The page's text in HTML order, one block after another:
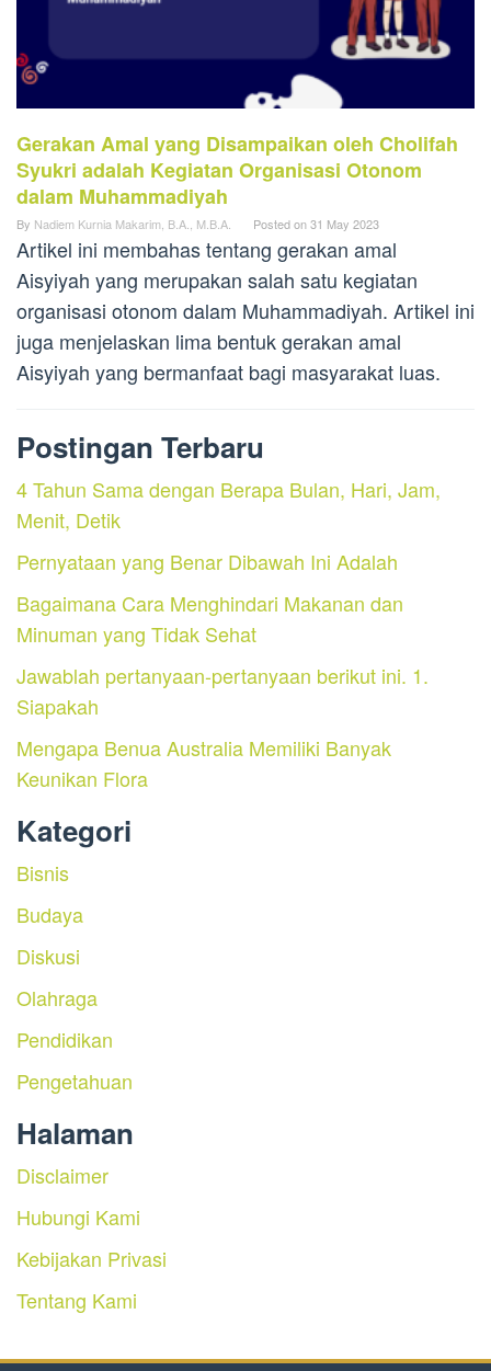
Gerakan Amal yang Disampaikan oleh Cholifah
Syukri adalah Kegiatan Organisasi Otonom
dalam Muhammadiyah
By Nadiem Kurnia Makarim, B.A., M.B.A. Posted on31 May 2023
Artikel ini membahas tentang gerakan amal
Aisyiyah yang merupakan salah satu kegiatan
organisasi otonom dalam Muhammadiyah. Artikel ini
juga menjelaskan lima bentuk gerakan amal
Aisyiyah yang bermanfaat bagi masyarakat luas.
Postingan Terbaru
4 Tahun Sama dengan Berapa Bulan, Hari, Jam,
Menit, Detik
Pernyataan yang Benar Dibawah Ini Adalah
Bagaimana Cara Menghindari Makanan dan
Minuman yang Tidak Sehat
Jawablah pertanyaan-pertanyaan berikut ini. 1.
Siapakah
Mengapa Benua Australia Memiliki Banyak
Keunikan Flora
Kategori
Bisnis
Budaya
Diskusi
Olahraga
Pendidikan
Pengetahuan
Halaman
Disclaimer
Hubungi Kami
Kebijakan Privasi
Tentang Kami